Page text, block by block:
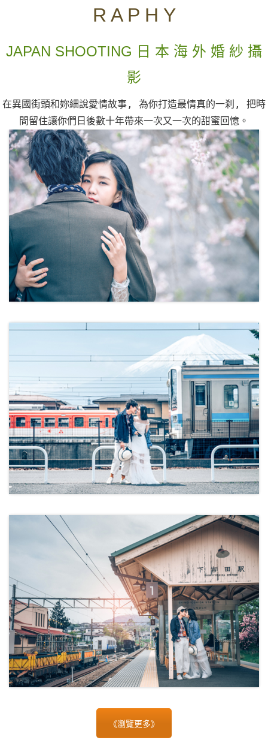
O V E R S E A S P H O T O G
R A P H Y
JAPAN SHOOTING 日 本 海 外 婚 紗 攝
影
在異國街頭和妳細說愛情故事, 為你打造最情真的一刹, 把時
間留住讓你們日後數十年帶來一次又一次的甜蜜回憶。